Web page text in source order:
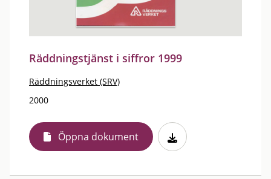
Räddningstjänst i siffror 1999
Räddningsverket (SRV)
2000
Öppna dokument